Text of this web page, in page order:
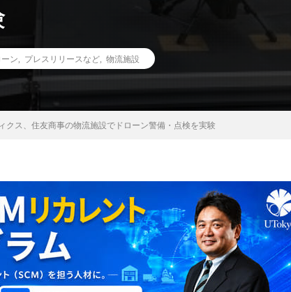
ーン プレスリリースなど 物流施設
クス、住友商事の物流施設でドローン警備・点検を実験